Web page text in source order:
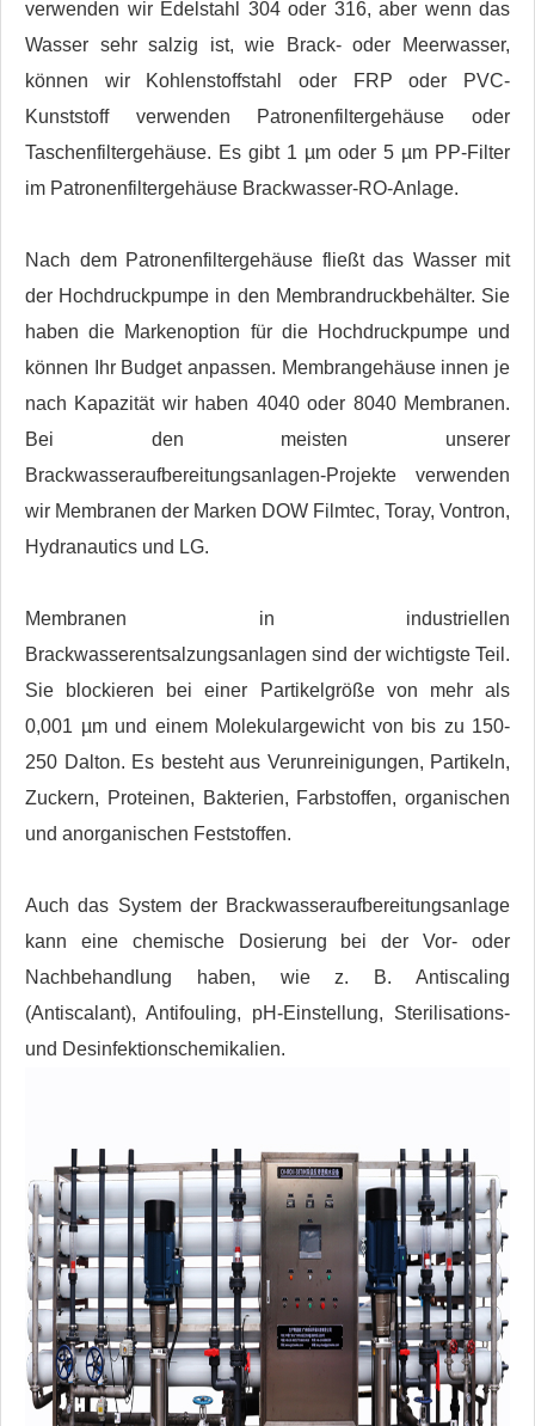
verwenden wir Edelstahl 304 oder 316, aber wenn das
Wasser sehr salzig ist, wie Brack- oder Meerwasser,
können wir Kohlenstoffstahl oder FRP oder PVC-
Kunststoff verwenden Patronenfiltergehäuse oder
Taschenfiltergehäuse. Es gibt 1 µm oder 5 µm PP-Filter
im Patronenfiltergehäuse Brackwasser-RO-Anlage.
Nach dem Patronenfiltergehäuse fließt das Wasser mit
der Hochdruckpumpe in den Membrandruckbehälter. Sie
haben die Markenoption für die Hochdruckpumpe und
können Ihr Budget anpassen. Membrangehäuse innen je
nach Kapazität wir haben 4040 oder 8040 Membranen.
Bei den meisten unserer
Brackwasseraufbereitungsanlagen-Projekte verwenden
wir Membranen der Marken DOW Filmtec, Toray, Vontron,
Hydranautics und LG.
Membranen in industriellen
Brackwasserentsalzungsanlagen sind der wichtigste Teil.
Sie blockieren bei einer Partikelgröße von mehr als
0,001 µm und einem Molekulargewicht von bis zu 150-
250 Dalton. Es besteht aus Verunreinigungen, Partikeln,
Zuckern, Proteinen, Bakterien, Farbstoffen, organischen
und anorganischen Feststoffen.
Auch das System der Brackwasseraufbereitungsanlage
kann eine chemische Dosierung bei der Vor- oder
Nachbehandlung haben, wie z. B. Antiscaling
(Antiscalant), Antifouling, pH-Einstellung, Sterilisations-
und Desinfektionschemikalien.